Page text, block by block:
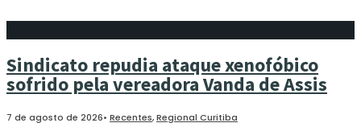
Sindicato repudia ataque xenofóbico
sofrido pela vereadora Vanda de Assis
7 de agosto de 2026• Recentes,Regional Curitiba